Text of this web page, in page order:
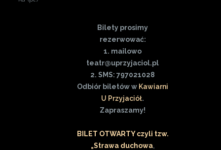
Bilety prosimy
rezerwować:
1. mailowo
teatr@uprzyjaciol.pl
2. SMS: 797021028
Odbiór biletów w Kawiarni
U Przyjaciół.
Zapraszamy!
BILET OTWARTY czyli tzw.
„Strawa duchowa„